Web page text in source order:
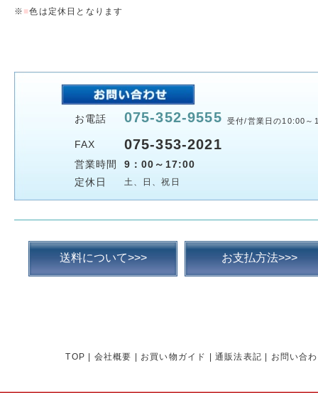
※ ■色は定休日となります
お電話 075-352-9555 受付/営業日の10:00～
FAX 075-353-2021
営業時間
9：00～17:00
定休日
土、日、祝日
送料について>>> お支払方法>>>
TOP 会社概要 お買い物ガイド 通販法表記 お問い合